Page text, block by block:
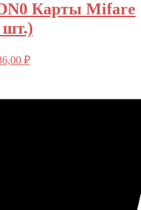
Карты Mifare
шт.)
₽